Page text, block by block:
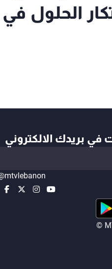
الحلول
في بريدك الالكتروني
©